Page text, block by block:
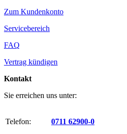
Zum Kundenkonto
Servicebereich
FAQ
Vertrag kündigen
Kontakt
Sie erreichen uns unter:
Telefon: 0711 62900-0